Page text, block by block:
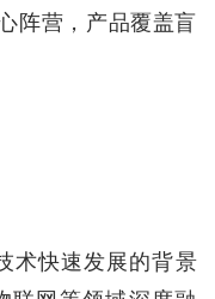
阵营，产品覆盖盲
术快速发展的背景